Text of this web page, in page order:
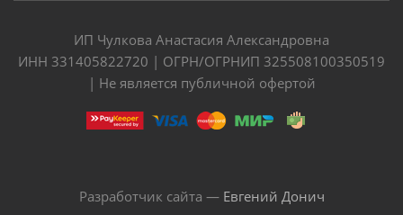
ИП Чулкова Анастасия Александровна
ИНН 331405822720 | ОГРН/ОГРНИП 325508100350519
| Не является публичной офертой
Разработчик сайта — Евгений Донич